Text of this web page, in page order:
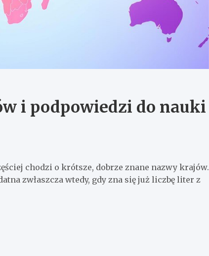
i podpowiedzi do nauki
chodzi o krótsze, dobrze znane nazwy krajów.
zwłaszcza wtedy, gdy zna się już liczbę liter z